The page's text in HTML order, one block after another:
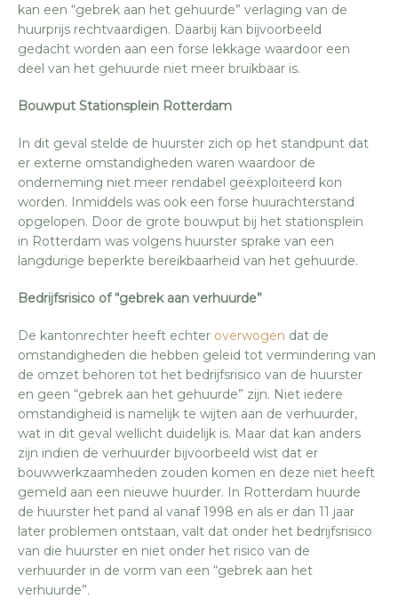
kan een “gebrek aan het gehuurde” verlaging van de
huurprijs rechtvaardigen. Daarbij kan bijvoorbeeld
gedacht worden aan een forse lekkage waardoor een
deel van het gehuurde niet meer bruikbaar is.
Bouwput Stationsplein Rotterdam
In dit geval stelde de huurster zich op het standpunt dat
er externe omstandigheden waren waardoor de
onderneming niet meer rendabel geëxploiteerd kon
worden. Inmiddels was ook een forse huurachterstand
opgelopen. Door de grote bouwput bij het stationsplein
in Rotterdam was volgens huurster sprake van een
langdurige beperkte bereikbaarheid van het gehuurde.
Bedrijfsrisico of “gebrek aan verhuurde”
De kantonrechter heeft echter overwogen dat de
omstandigheden die hebben geleid tot vermindering van
de omzet behoren tot het bedrijfsrisico van de huurster
en geen “gebrek aan het gehuurde” zijn. Niet iedere
omstandigheid is namelijk te wijten aan de verhuurder,
wat in dit geval wellicht duidelijk is. Maar dat kan anders
zijn indien de verhuurder bijvoorbeeld wist dat er
bouwwerkzaamheden zouden komen en deze niet heeft
gemeld aan een nieuwe huurder. In Rotterdam huurde
de huurster het pand al vanaf 1998 en als er dan 11 jaar
later problemen ontstaan, valt dat onder het bedrijfsrisico
van die huurster en niet onder het risico van de
verhuurder in de vorm van een “gebrek aan het
verhuurde”.